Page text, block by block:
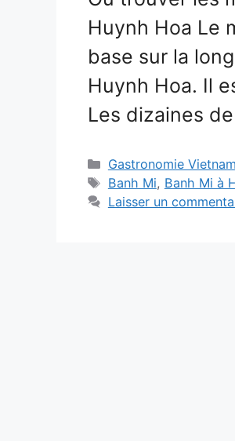
Huynh Hoa Le
base sur la
Huynh Hoa. Il
Les dizaines
Catégories
Gastronomie Vietnam
Étiquettes
Banh Mi, Banh Mi à
Laisser un